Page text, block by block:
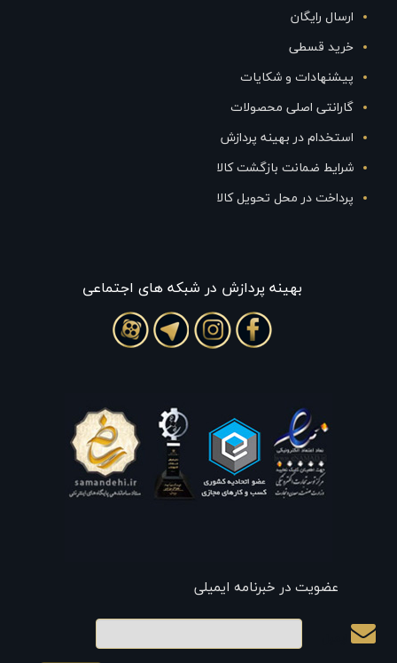
ارسال رایگان
خرید قسطی
پیشنهادات و شکایات
گارانتی اصلی محصولات
استخدام در بهینه پردازش
شرایط ضمانت بازگشت کالا
پرداخت در محل تحویل کالا
بهينه پردازش در شبکه های اجتماعی
عضویت در خبرنامه ایمیلی